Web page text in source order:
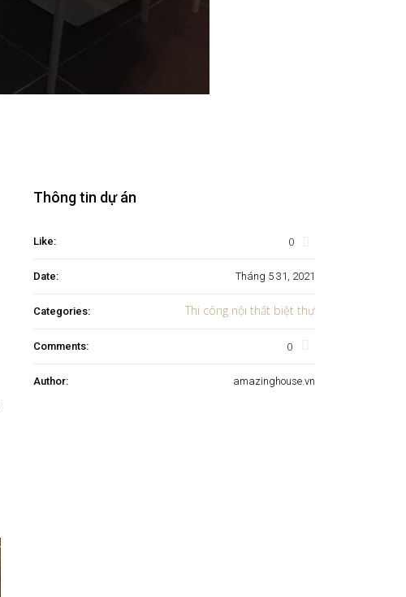
Thông tin dự án
Like: 0
Date: Tháng 5 31, 2021
Categories: Thi công nội thất biệt thự
Comments: 0
Author: amazinghouse.vn